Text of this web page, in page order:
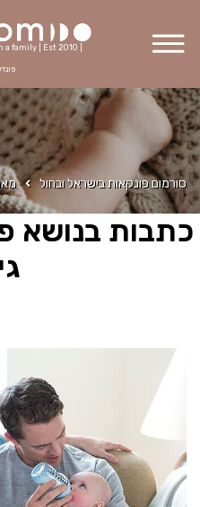
family | Est 2010 |
סורמום פונקאות בישראל ובחול
כתבות בנושא